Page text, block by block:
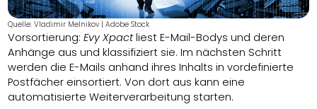
Quelle: Vladimir Melnikov | Adobe Stock
Vorsortierung:Evy Xpactliest E-Mail-Bodys und deren
Anhänge aus und klassifiziert sie. Im nächsten Schritt
werden die E-Mails anhand ihres Inhalts in vordefinierte
Postfächer einsortiert. Von dort aus kann eine
automatisierte Weiterverarbeitung starten.